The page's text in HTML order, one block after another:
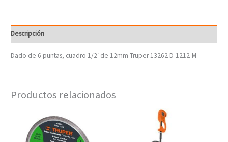
Descripción
Dado de 6 puntas, cuadro 1/2′ de 12mm Truper 13262 D-1212-M
Productos relacionados